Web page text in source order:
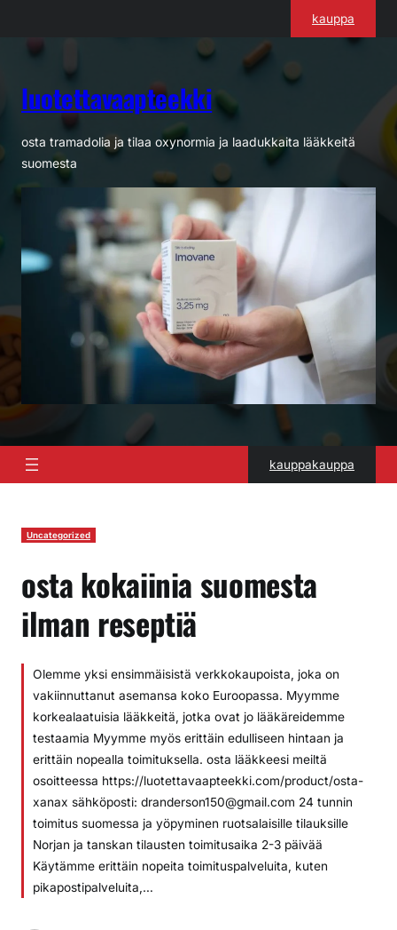
kauppa
luotettavaapteekki
osta tramadolia ja tilaa oxynormia ja laadukkaita lääkkeitä
suomesta
kauppakauppa
Uncategorized
osta kokaiinia suomesta
ilman reseptiä
Olemme yksi ensimmäisistä verkkokaupoista, joka on
vakiinnuttanut asemansa koko Euroopassa. Myymme
korkealaatuisia lääkkeitä, jotka ovat jo lääkäreidemme
testaamia Myymme myös erittäin edulliseen hintaan ja
erittäin nopealla toimituksella. osta lääkkeesi meiltä
osoitteessa https://luotettavaapteekki.com/product/osta-
xanax sähköposti: dranderson150@gmail.com 24 tunnin
toimitus suomessa ja yöpyminen ruotsalaisille tilauksille
Norjan ja tanskan tilausten toimitusaika 2-3 päivää
Käytämme erittäin nopeita toimituspalveluita, kuten
pikapostipalveluita,…